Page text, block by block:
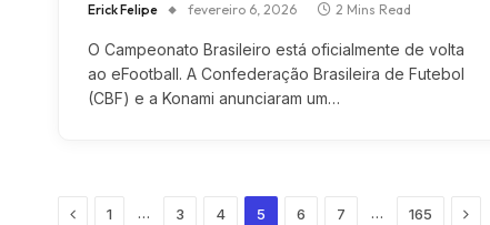
Erick Felipe fevereiro 6, 2026 2 Mins Read
O Campeonato Brasileiro está oficialmente de volta
ao eFootball. A Confederação Brasileira de Futebol
(CBF) e a Konami anunciaram um…
Previous
1 … 3 4 5 6 7 … 165 Next